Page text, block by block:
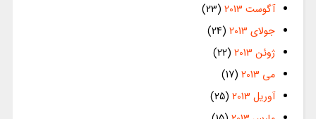
آگوست 2013
(23)
جولای 2013
(24)
ژوئن 2013
(22)
می 2013
(17)
آوریل 2013
(25)